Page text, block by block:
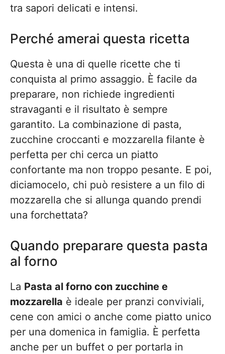
tra sapori delicati e intensi.
Perché amerai questa ricetta
Questa è una di quelle ricette che ti
conquista al primo assaggio. È facile da
preparare, non richiede ingredienti
stravaganti e il risultato è sempre
garantito. La combinazione di pasta,
zucchine croccanti e mozzarella filante è
perfetta per chi cerca un piatto
confortante ma non troppo pesante. E poi,
diciamocelo, chi può resistere a un filo di
mozzarella che si allunga quando prendi
una forchettata?
Quando preparare questa pasta
al forno
La Pasta al forno con zucchine e
mozzarella è ideale per pranzi conviviali,
cene con amici o anche come piatto unico
per una domenica in famiglia. È perfetta
anche per un buffet o per portarla in